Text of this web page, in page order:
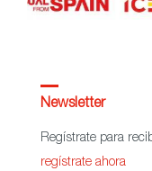
Newsletter
Regístrate para
regístrate ahora